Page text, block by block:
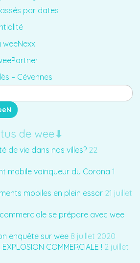
par dates
weeNexx
– Cévennes
de wee⬇︎
de vie dans nos villes? 22
mobile vainqueur du Corona 1
mobiles en plein essor 21 juillet
se prépare avec wee
enquête sur wee 8 juillet 2020
COMMERCIALE ! 2 juillet